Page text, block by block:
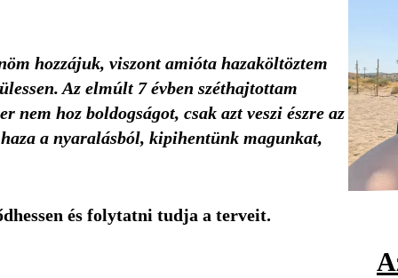
hozzájuk, viszont amióta hazaköltöztem
Az elmúlt 7 évben széthajtottam
nem hoz boldogságot, csak azt veszi észre az
a nyaralásból, kipihentünk magunkat,
és folytatni tudja a terveit.